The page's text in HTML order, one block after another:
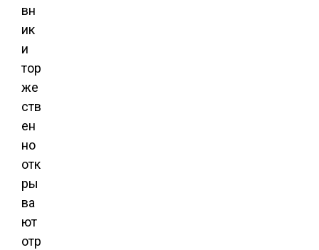
вн
ик
и
тор
же
ств
ен
но
отк
ры
ва
ют
отр